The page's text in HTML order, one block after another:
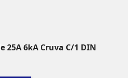
25A 6kA Cruva C/1 DIN